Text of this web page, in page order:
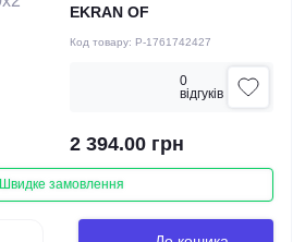
EKRAN OF
Код товару: P-1761742427
0
вiдгукiв
2 394.00 грн
Швидке замовлення